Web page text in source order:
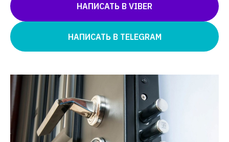
НАПИСАТЬ В VIBER
НАПИСАТЬ В TELEGRAM